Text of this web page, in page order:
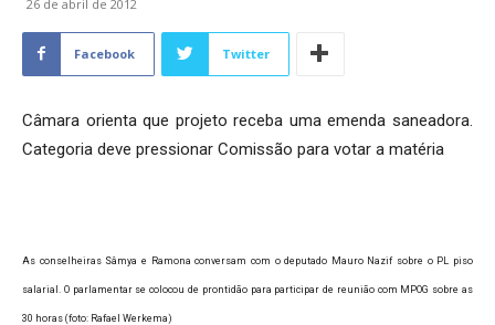
26 de abril de 2012
Facebook Twitter
Câmara orienta que projeto receba uma emenda saneadora.
Categoria deve pressionar Comissão para votar a matéria
As conselheiras Sâmya e Ramona conversam com o deputado Mauro Nazif sobre o PL piso
salarial. O parlamentar se colocou de prontidão para participar de reunião com MPOG sobre as
30 horas (foto: Rafael Werkema)